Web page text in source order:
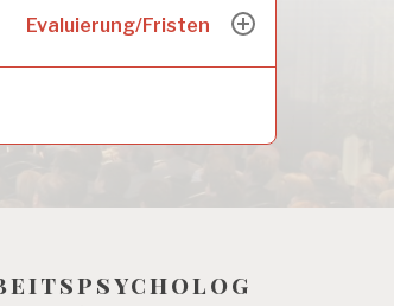
Evaluierung/Fristen
expand
menu